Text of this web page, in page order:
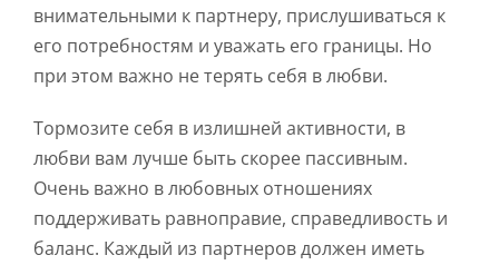
внимательными к партнеру, прислушиваться к
его потребностям и уважать его границы. Но
при этом важно не терять себя в любви.
Тормозите себя в излишней активности, в
любви вам лучше быть скорее пассивным.
Очень важно в любовных отношениях
поддерживать равноправие, справедливость и
баланс. Каждый из партнеров должен иметь